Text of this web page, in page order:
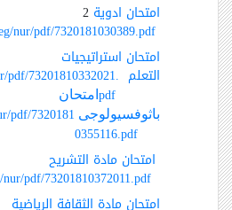
امتحان ادوية
nur/pdf/7320181030389.pdf
امتحان استراتيجيات
التعلم pdf/73201810332021.
pdf امتحان
باثوفسيولوجى pdf/7320181
0355116.pdf
امتحان مادة التشريح
pdf/73201810372011.pdf
امتحان مادة الثقافة الرياضية